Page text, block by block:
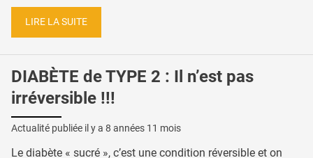
LIRE LA SUITE
DIABÈTE de TYPE 2 : Il n’est pas
irréversible !!!
Actualité publiée il y a 8 années 11 mois
Le diabète « sucré », c’est une condition réversible et on